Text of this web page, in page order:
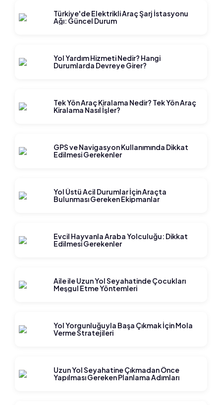
Türkiye'de Elektrikli Araç Şarj İstasyonu
Ağı: Güncel Durum
Yol Yardım Hizmeti Nedir? Hangi
Durumlarda Devreye Girer?
Tek Yön Araç Kiralama Nedir? Tek Yön Araç
Kiralama Nasıl İşler?
GPS ve Navigasyon Kullanımında Dikkat
Edilmesi Gerekenler
Yol Üstü Acil Durumlar İçin Araçta
Bulunması Gereken Ekipmanlar
Evcil Hayvanla Araba Yolculuğu: Dikkat
Edilmesi Gerekenler
Aile ile Uzun Yol Seyahatinde Çocukları
Meşgul Etme Yöntemleri
Yol Yorgunluğuyla Başa Çıkmak İçin Mola
Verme Stratejileri
Uzun Yol Seyahatine Çıkmadan Önce
Yapılması Gereken Planlama Adımları